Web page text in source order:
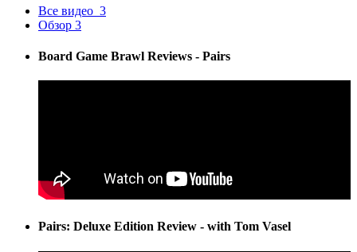
Все видео 3
Обзор 3
Board Game Brawl Reviews - Pairs
Pairs: Deluxe Edition Review - with Tom Vasel